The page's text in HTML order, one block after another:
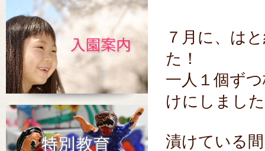
７月に、は
た！
一人１個ず
けにしまし
漬けている